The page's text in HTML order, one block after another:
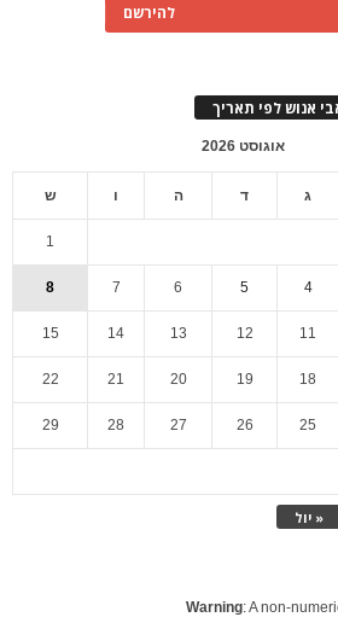
להירשם
אנוש לפי תאריך
אוגוסט 2026
ג ד ה ו ש
« יול
1
4
5
6
7
8
11
12
13
14
15
18
19
20
21
22
25
26
27
28
29
Warning: A non-